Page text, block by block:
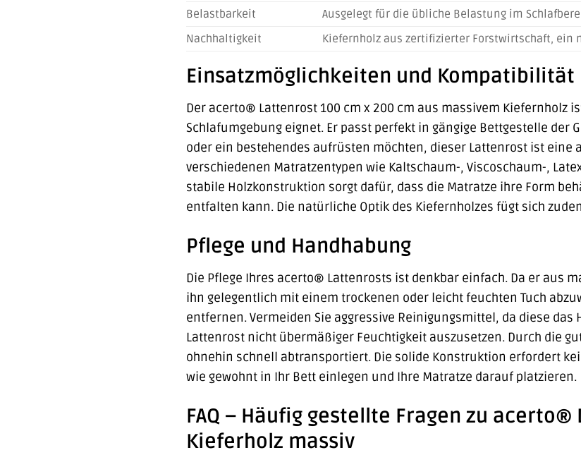
Belastbarkeit
Ausgelegt für die übliche Belastung im
Nachhaltigkeit
Kiefernholz aus zertifizierter Forstwirtschaft, ein
Einsatzmöglichkeiten und Kompatibilität
Der acerto® Lattenrost 100 cm x 200 cm aus massivem Kiefernholz
Schlafumgebung eignet. Er passt perfekt in gängige Bettgestelle der
oder ein bestehendes aufrüsten möchten, dieser Lattenrost ist eine
verschiedenen Matratzentypen wie Kaltschaum-, Viscoschaum-,
stabile Holzkonstruktion sorgt dafür, dass die Matratze ihre Form
entfalten kann. Die natürliche Optik des Kiefernholzes fügt sich
Pflege und Handhabung
Die Pflege Ihres acerto® Lattenrosts ist denkbar einfach. Da er aus
ihn gelegentlich mit einem trockenen oder leicht feuchten Tuch
entfernen. Vermeiden Sie aggressive Reinigungsmittel, da diese das
Lattenrost nicht übermäßiger Feuchtigkeit auszusetzen. Durch die
ohnehin schnell abtransportiert. Die solide Konstruktion erfordert
wie gewohnt in Ihr Bett einlegen und Ihre Matratze darauf platzieren.
FAQ – Häufig gestellte Fragen zu
Kieferholz massiv